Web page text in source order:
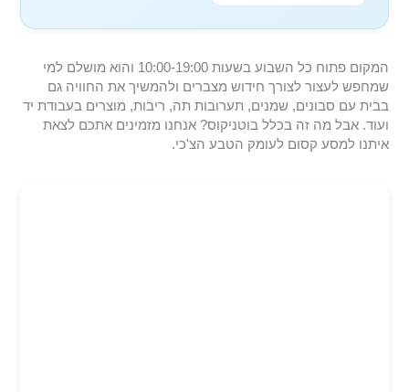
המקום פתוח כל השבוע בשעות 10:00-19:00 והוא מושלם למי
שמחפש לעצור לצורך חידוש מצברים ולהמשיך את החוויה גם
בבית עם סבונים, שמנים, תערובות תה, ריבות, מוצרים בעבודת יד
ועוד. אבל מה זה בכלל בוטניקוס? אנחנו מזמינים אתכם לצאת
איתנו למסע קסום לעומק הטבע הצ'כי.